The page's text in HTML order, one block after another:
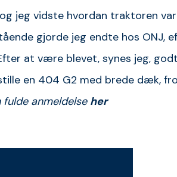
jeg vidste hvordan traktoren
gjorde jeg endte hos ONJ,
at være blevet, synes jeg,
en 404 G2 med brede dæk,
anmeldelse her